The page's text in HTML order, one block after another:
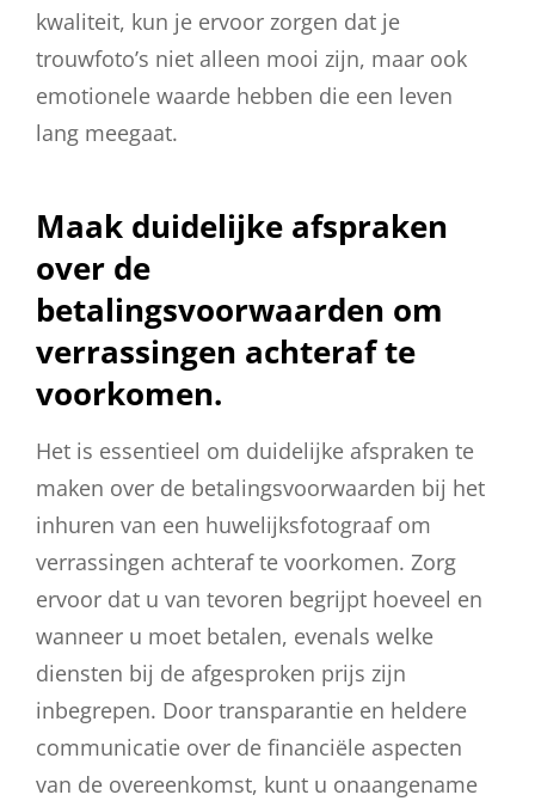
kwaliteit, kun je ervoor zorgen dat je
trouwfoto’s niet alleen mooi zijn, maar ook
emotionele waarde hebben die een leven
lang meegaat.
Maak duidelijke afspraken
over de
betalingsvoorwaarden om
verrassingen achteraf te
voorkomen.
Het is essentieel om duidelijke afspraken te
maken over de betalingsvoorwaarden bij het
inhuren van een huwelijksfotograaf om
verrassingen achteraf te voorkomen. Zorg
ervoor dat u van tevoren begrijpt hoeveel en
wanneer u moet betalen, evenals welke
diensten bij de afgesproken prijs zijn
inbegrepen. Door transparantie en heldere
communicatie over de financiële aspecten
van de overeenkomst, kunt u onaangename